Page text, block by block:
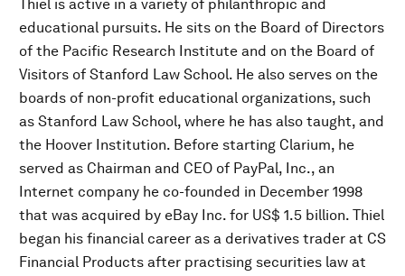
Thiel is active in a variety of philanthropic and
educational pursuits. He sits on the Board of Directors
of the Pacific Research Institute and on the Board of
Visitors of Stanford Law School. He also serves on the
boards of non-profit educational organizations, such
as Stanford Law School, where he has also taught, and
the Hoover Institution. Before starting Clarium, he
served as Chairman and CEO of PayPal, Inc., an
Internet company he co-founded in December 1998
that was acquired by eBay Inc. for US$ 1.5 billion. Thiel
began his financial career as a derivatives trader at CS
Financial Products after practising securities law at